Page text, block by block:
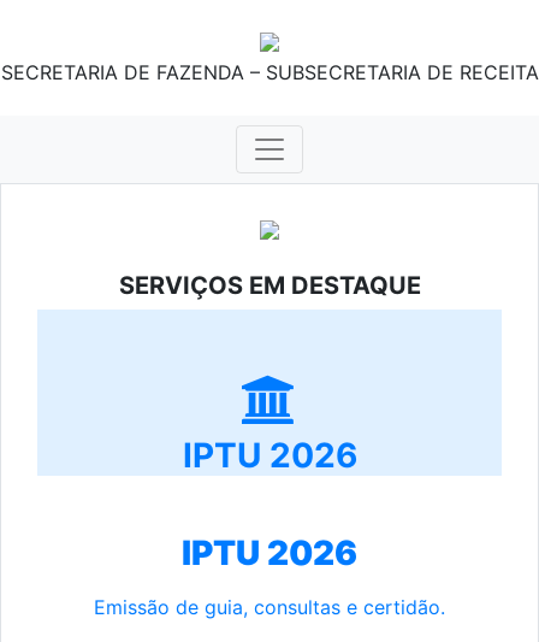
SECRETARIA DE FAZENDA – SUBSECRETARIA DE RECEITA
SERVIÇOS EM DESTAQUE
IPTU 2026
IPTU 2026
Emissão de guia, consultas e certidão.